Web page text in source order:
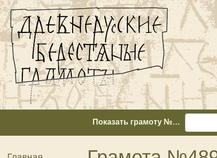
Показать грамоту №…